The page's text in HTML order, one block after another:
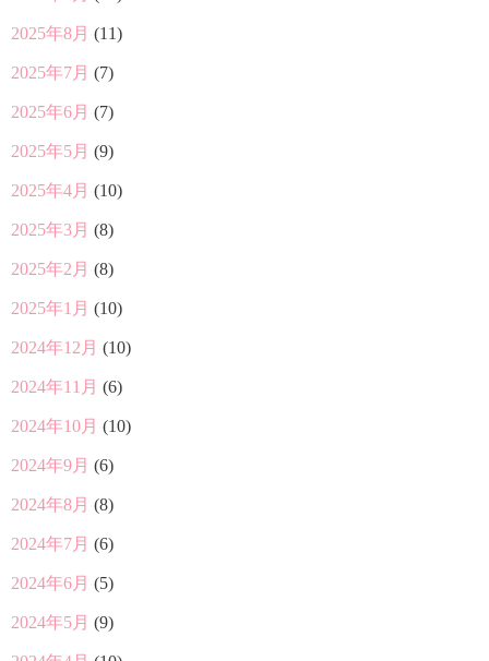
2025年8月 (11)
2025年7月 (7)
2025年6月 (7)
2025年5月 (9)
2025年4月 (10)
2025年3月 (8)
2025年2月 (8)
2025年1月 (10)
2024年12月 (10)
2024年11月 (6)
2024年10月 (10)
2024年9月 (6)
2024年8月 (8)
2024年7月 (6)
2024年6月 (5)
2024年5月 (9)